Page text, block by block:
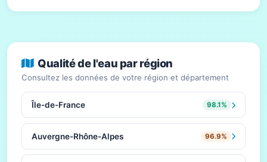
Qualité de l'eau par région
Consultez les données de votre région et département
Île-de-France 98.1%
Auvergne-Rhône-Alpes 96.9%